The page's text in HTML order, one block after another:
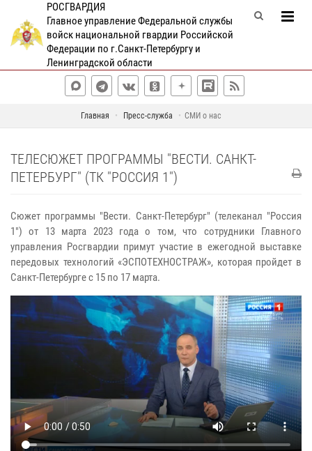
РОСГВАРДИЯ
Главное управление Федеральной службы
войск национальной гвардии Российской
Федерации по г.Санкт-Петербургу и
Ленинградской области
Главная Пресс-служба СМИ о нас
ТЕЛЕСЮЖЕТ ПРОГРАММЫ "ВЕСТИ. САНКТ-
ПЕТЕРБУРГ" (ТК "РОССИЯ 1")
Сюжет программы "Вести. Санкт-Петербург" (телеканал "Россия
1") от 13 марта 2023 года о том, что сотрудники Главного
управления Росгвардии примут участие в ежегодной выставке
передовых технологий «ЭСПОТЕХНОСТРАЖ», которая пройдет в
Санкт-Петербурге с 15 по 17 марта.